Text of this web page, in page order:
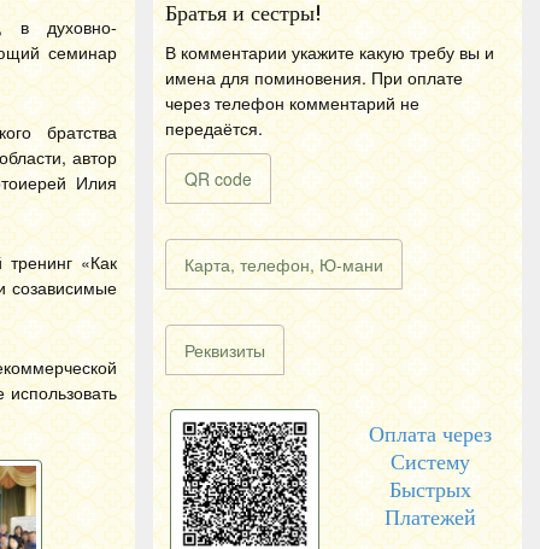
в духовно-
семинар
братства
автор
Илия
тренинг «Как
созависимые
использовать
Братья и сестры!
В комментарии укажите какую требу вы и
имена для поминовения. При оплате
через телефон комментарий не
передаётся.
QR code
Карта, телефон, Ю-мани
Реквизиты
Оплата через
Систему
Быстрых
Платежей